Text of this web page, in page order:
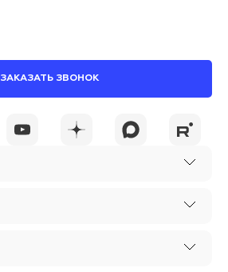
ЗАКАЗАТЬ ЗВОНОК